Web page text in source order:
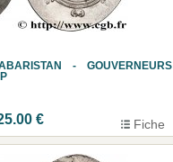
- GOUVERNEURS
€ Fiche